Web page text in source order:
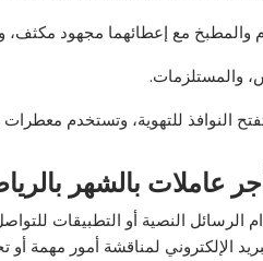
والمطبخ مع إعطائهما مجهود مكثف،
والمستلزمات.
النوافذ للتهوية، وتستخدم
عاملات بالشهر
الرسائل النصية أو التطبيقات
الإلكتروني لمناقشة أمور